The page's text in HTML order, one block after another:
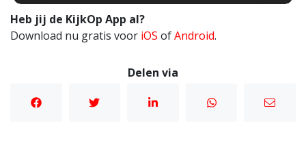
Heb jij de KijkOp App al?
Download nu gratis voor iOS ofAndroid.
Delen via